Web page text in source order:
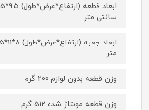
سانتی متر
متر
وزن قطعه بدون لوازم 200 گرم
وزن قطعه مونتاژ شده 512 گرم